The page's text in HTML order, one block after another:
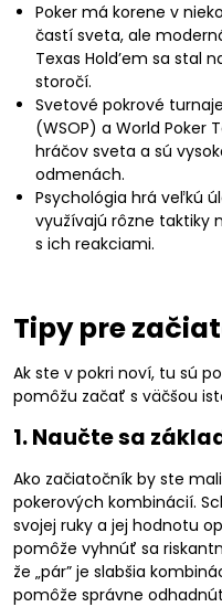
Poker má korene v
častí sveta, ale
Texas Hold’em sa stal
storočí.
Svetové pokrové
(WSOP) a World Poker
hráčov sveta a sú
odmenách.
Psychológia hrá veľkú
využívajú rôzne taktiky
s ich reakciami.
Tipy pre
Ak ste v pokri noví, tu sú
pomôžu začať s väčšou
1. Naučte sa
Ako začiatočník by ste
pokerových kombinácií.
svojej ruky a jej hodnotu
pomôže vyhnúť sa
že „pár” je slabšia
pomôže správne